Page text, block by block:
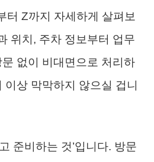
터 Z까지 자세하게 살펴보
위치, 주차 정보부터 업무
없이 비대면으로 처리하
이상 막막하지 않으실 겁니
준비하는 것’입니다. 방문